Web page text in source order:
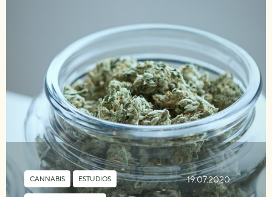
CANNABIS ESTUDIOS , 19.07.2020